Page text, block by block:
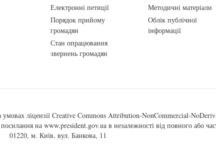
Електронні петиції
Порядок прийому
громадян
Стан опрацювання
звернень громадян
Методичні матеріали
Облік публічної
інформації
ліцензії Creative Commons Attribution-NonCommercial-
посилання на www.president.gov.ua в незалежності від повного або
01220, м. Київ, вул. Банкова, 11